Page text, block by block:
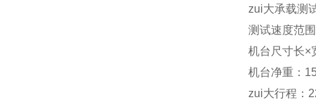
zui大承载测
测试速度范
机台尺寸长×
机台净重：
zui大行程：